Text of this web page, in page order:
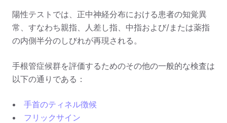
陽性テストでは、正中神経分布における患者の知覚異
常、すなわち親指、人差し指、中指および/または薬指
の内側半分のしびれが再現される。
手根管症候群を評価するためのその他の一般的な検査は
以下の通りである：
手首のティネル徴候
フリックサイン